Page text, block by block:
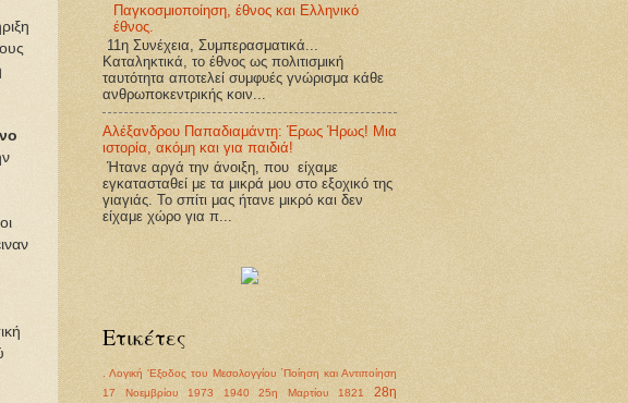
Παγκοσμιοποίηση, έθνος και Ελληνικό
έθνος.
11η Συνέχεια, Συμπερασματικά...
Καταληκτικά, το έθνος ως πολιτισμική
ταυτότητα αποτελεί συμφυές γνώρισμα κάθε
ανθρωποκεντρικής κοιν...
Αλέξανδρου Παπαδιαμάντη: Έρως Ήρως! Μια
ιστορία, ακόμη και για παιδιά!
Ήτανε αργά την άνοιξη, που είχαμε
εγκατασταθεί με τα μικρά μου στο εξοχικό της
γιαγιάς. Το σπίτι μας ήτανε μικρό και δεν
είχαμε χώρο για π...
Ετικέτες
. Λογική 'Εξοδος του Μεσολογγίου ΄Ποίηση και Αντιποίηση
17 Νοεμβρίου 1973
1940 25η Μαρτίου 1821
28η